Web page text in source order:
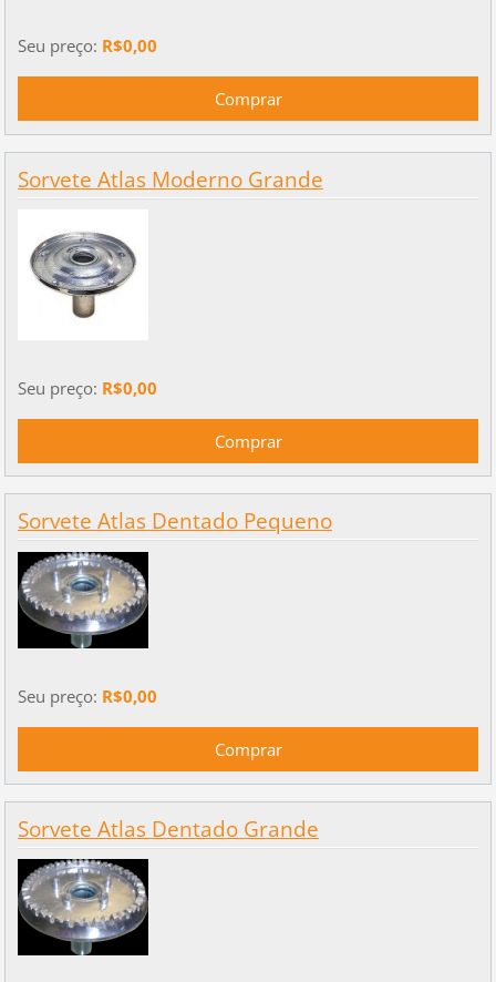
Seu preço: R$0,00
Sorvete Atlas Moderno Grande
Seu preço: R$0,00
Sorvete Atlas Dentado Pequeno
Seu preço: R$0,00
Sorvete Atlas Dentado Grande